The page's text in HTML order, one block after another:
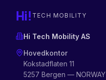
Hi! TECH MOBILITY
Hi Tech Mobility AS
Hovedkontor
Kokstadflaten 11
5257 Bergen — NORWAY